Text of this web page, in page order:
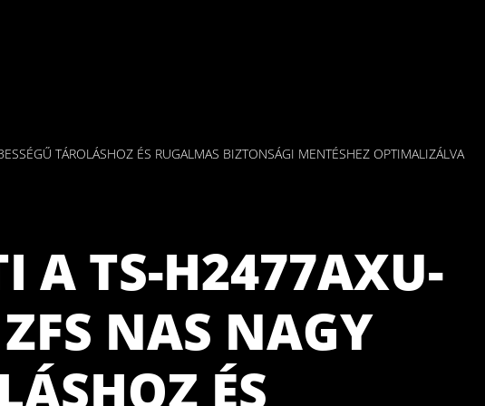
TÁROLÁSHOZ ÉS RUGALMAS BIZTONSÁGI MENTÉSHEZ OPTIMALIZÁLVA
A TS-H2477AXU-
NAS NAGY
ÉS